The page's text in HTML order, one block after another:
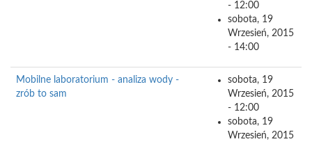
- 12:00
sobota, 19
Wrzesień, 2015
- 14:00
Mobilne laboratorium - analiza wody -
zrób to sam
sobota, 19
Wrzesień, 2015
- 12:00
sobota, 19
Wrzesień, 2015